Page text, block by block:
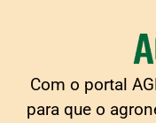
Com o portal
para que o